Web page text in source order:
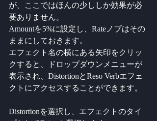
が、ここではほんの少ししか効果が必
要ありません。
Amountを5%に設定し、Rateノブはその
ままにしておきます。
エフェクト名の横にある矢印をクリッ
クすると、ドロップダウンメニューが
表示され、DistortionとReso Verbエフェ
クトにアクセスすることができます。
Distortionを選択し、エフェクトのタイ